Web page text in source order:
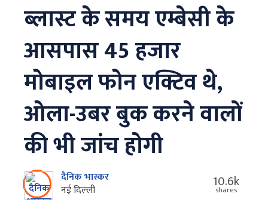
ब्लास्ट के समय एम्बेसी के
आसपास 45 हजार
मोबाइल फोन एक्टिव थे,
ओला-उबर बुक करने वालों
की भी जांच होगी
दैनिक भास्कर
नई दिल्‍ली
10.6k
shares